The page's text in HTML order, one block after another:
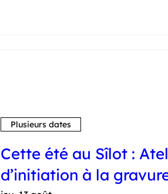
Plusieurs dates
Cette été au Sîlot :
d’initiation à la